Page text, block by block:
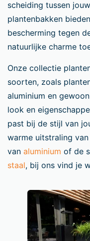
scheiding tussen
plantenbakken
bescherming tegen
natuurlijke charme
Onze collectie
soorten, zoals
aluminium en
look en
past bij de stijl van
warme uitstraling van
van aluminium of de
staal, bij ons vind je